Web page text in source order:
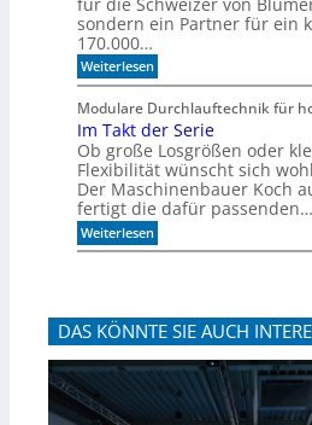
b
e
t
u
n
g
r
i
l
l
s
t
ü
t
z
t
m
i
d
e
r
Z
e
i
h
e
sondern ein Partner für ein
170.000…
Weiterlesen:
V
o
n
d
e
r
B
o
r
k
e
B
ü
h
e
Modulare Durchlauftechnik für
Im Takt der Serie
Ob große Losgrößen oder
Flexibilität wünscht sich
Der Maschinenbauer Koch
fertigt die dafür passenden…
Weiterlesen:
I
k
t
d
e
e
DAS KÖNNTE SIE AUCH